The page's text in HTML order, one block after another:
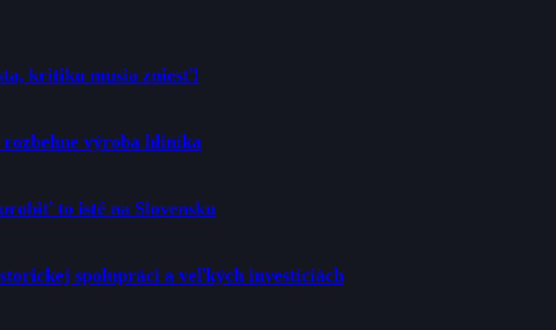
kritiku musia zniesť!
výroba hliníka
to isté na Slovensku
spolupráci a veľkých investíciách